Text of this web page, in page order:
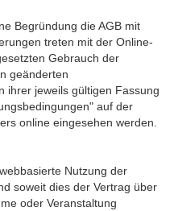
Begründung die AGB mit
treten mit der Online-
Gebrauch der
geänderten
ihrer jeweils gültigen Fassung
auf der
online eingesehen werden.
Nutzung der
soweit dies der Vertrag über
oder Veranstaltung